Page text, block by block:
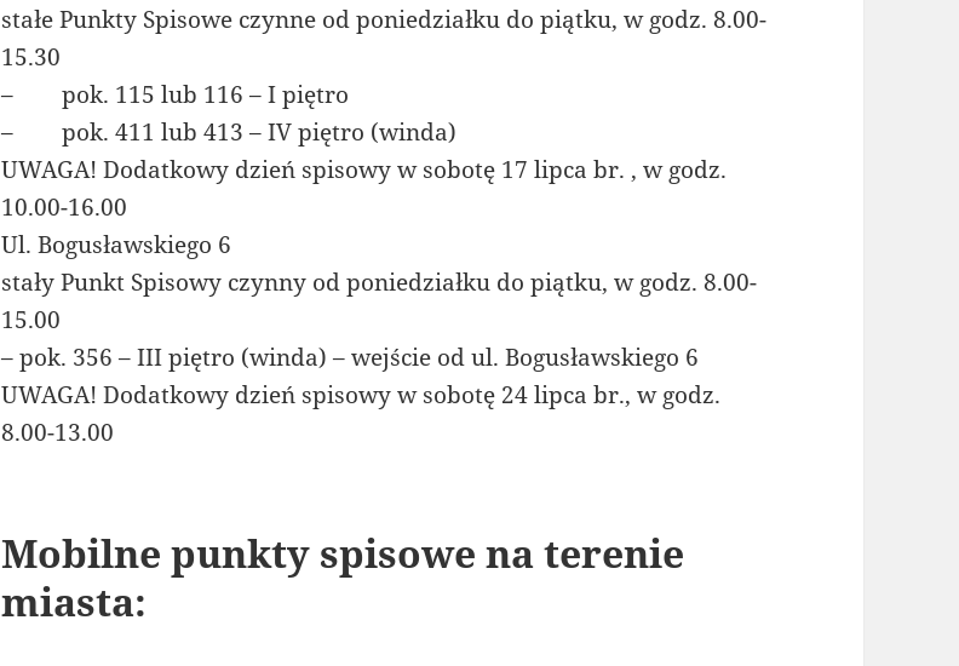
stałe Punkty Spisowe czynne od poniedziałku do piątku, w godz. 8.00-
15.30
– pok. 115 lub 116 – I piętro
– pok. 411 lub 413 – IV piętro (winda)
UWAGA! Dodatkowy dzień spisowy w sobotę 17 lipca br. , w godz.
10.00-16.00
Ul. Bogusławskiego 6
stały Punkt Spisowy czynny od poniedziałku do piątku, w godz. 8.00-
15.00
– pok. 356 – III piętro (winda) – wejście od ul. Bogusławskiego 6
UWAGA! Dodatkowy dzień spisowy w sobotę 24 lipca br., w godz.
8.00-13.00
Mobilne punkty spisowe na terenie
miasta: